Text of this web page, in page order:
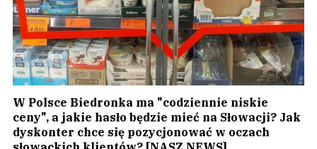
W Polsce Biedronka ma "codziennie niskie
ceny", a jakie hasło będzie mieć na Słowacji? Jak
dyskonter chce się pozycjonować w oczach